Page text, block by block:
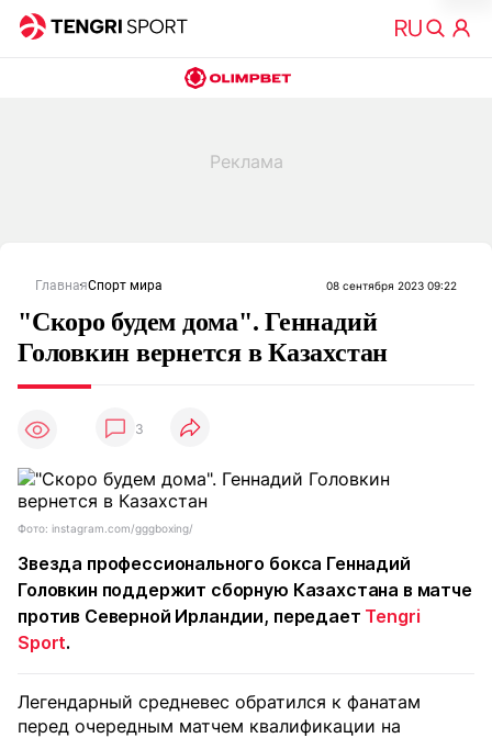
ГлавнаяСпорт мира 08 сентября 2023 09:22
"Скоро будем дома". Геннадий
Головкин вернется в Казахстан
3
Фото: instagram.com/gggboxing/
Звезда профессионального бокса Геннадий
Головкин поддержит сборную Казахстана в матче
против Северной Ирландии, передает Tengri
Sport.
Легендарный средневес обратился к фанатам
перед очередным матчем квалификации на